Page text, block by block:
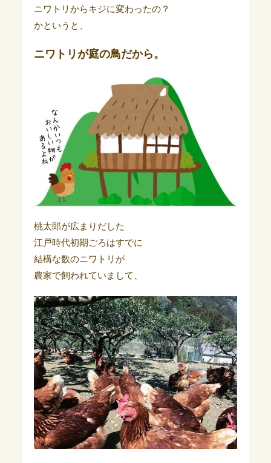
ニワトリからキジに変わったの？
かというと、
ニワトリが庭の鳥だから。
桃太郎が広まりだした
江戸時代初期ごろはすでに
結構な数のニワトリが
農家で飼われていまして、